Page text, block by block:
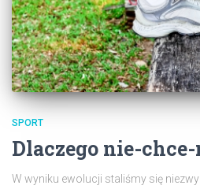
SPORT
Dlaczego nie-
W wyniku ewolucji staliśmy się